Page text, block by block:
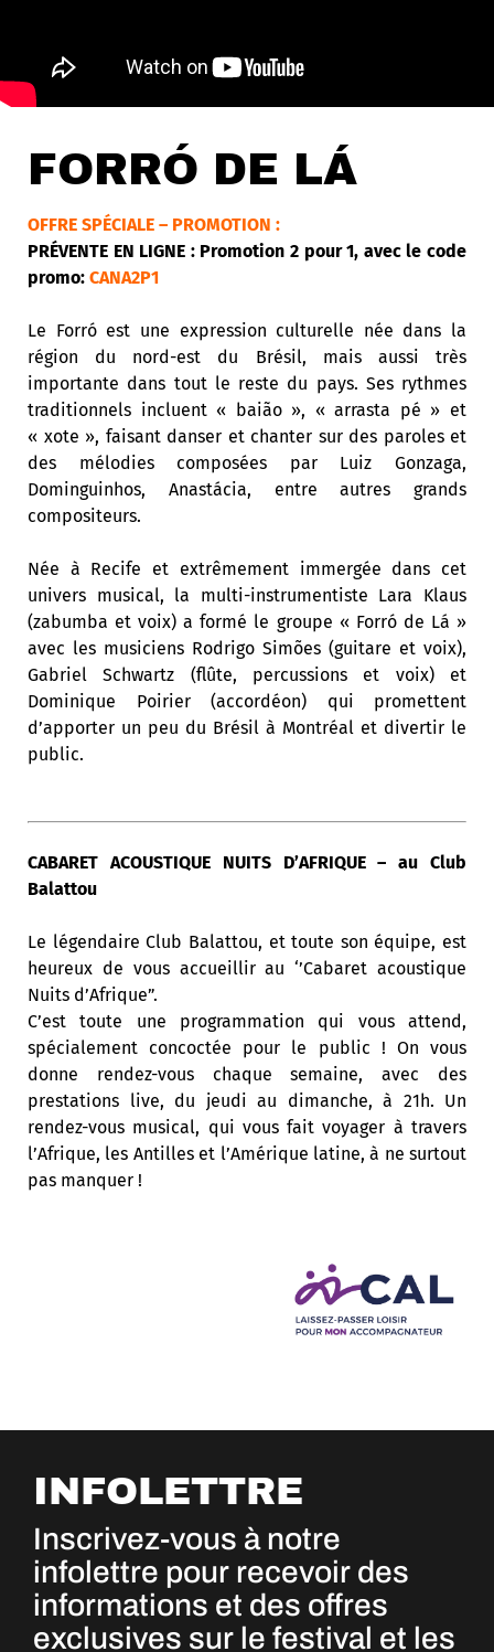
FORRÓ DE LÁ
OFFRE SPÉCIALE – PROMOTION :
PRÉVENTE EN LIGNE : Promotion 2 pour 1, avec le code
promo: CANA2P1
Le Forró est une expression culturelle née dans la
région du nord-est du Brésil, mais aussi très
importante dans tout le reste du pays. Ses rythmes
traditionnels incluent « baião », « arrasta pé » et
« xote », faisant danser et chanter sur des paroles et
des mélodies composées par Luiz Gonzaga,
Dominguinhos, Anastácia, entre autres grands
compositeurs.
Née à Recife et extrêmement immergée dans cet
univers musical, la multi-instrumentiste Lara Klaus
(zabumba et voix) a formé le groupe « Forró de Lá »
avec les musiciens Rodrigo Simões (guitare et voix),
Gabriel Schwartz (flûte, percussions et voix) et
Dominique Poirier (accordéon) qui promettent
d’apporter un peu du Brésil à Montréal et divertir le
public.
CABARET ACOUSTIQUE NUITS D’AFRIQUE – au Club
Balattou
Le légendaire Club Balattou, et toute son équipe, est
heureux de vous accueillir au ‘’Cabaret acoustique
Nuits d’Afrique”.
C’est toute une programmation qui vous attend,
spécialement concoctée pour le public ! On vous
donne rendez-vous chaque semaine, avec des
prestations live, du jeudi au dimanche, à 21h. Un
rendez-vous musical, qui vous fait voyager à travers
l’Afrique, les Antilles et l’Amérique latine, à ne surtout
pas manquer !
INFOLETTRE
Inscrivez-vous à notre
infolettre pour recevoir des
informations et des offres
exclusives sur le festival et les